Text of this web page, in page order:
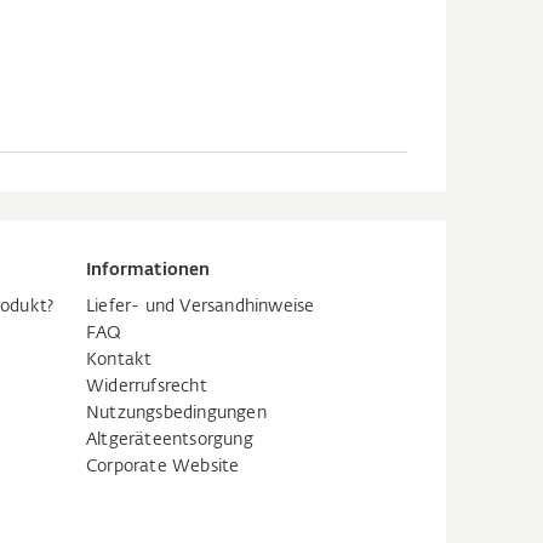
Informationen
Liefer- und Versandhinweise
FAQ
Kontakt
Widerrufsrecht
Nutzungsbedingungen
Altgeräteentsorgung
Corporate Website